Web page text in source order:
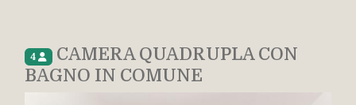
4
CAMERA QUADRUPLA CON
BAGNO IN COMUNE